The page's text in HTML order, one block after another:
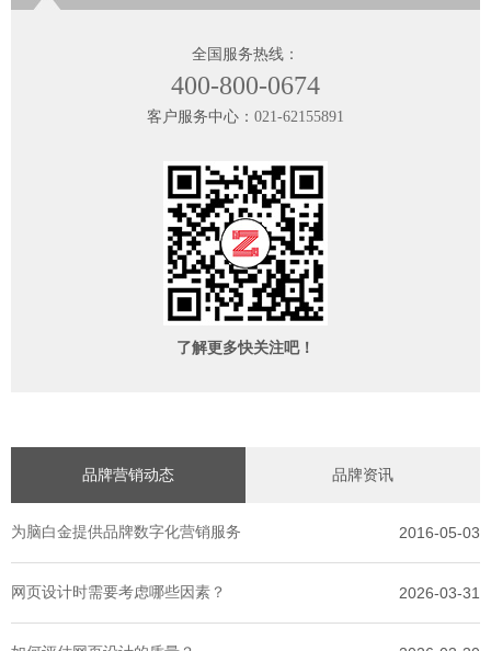
全国服务热线：
400-800-0674
客户服务中心： 021-62155891
了解更多快关注吧！
品牌营销动态 品牌资讯
为脑白金提供品牌数字化营销服务 2016-05-03
网页设计时需要考虑哪些因素？ 2026-03-31